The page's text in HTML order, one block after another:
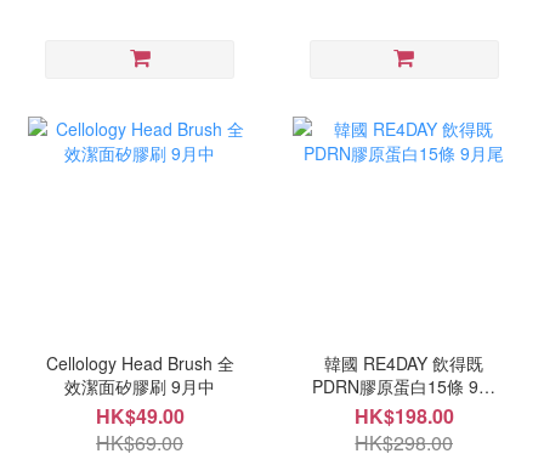
Cellology Head Brush 全
效潔面矽膠刷 9月中
HK$49.00
HK$69.00
韓國 RE4DAY 飲得既
PDRN膠原蛋白15條 9月
尾
HK$198.00
HK$298.00